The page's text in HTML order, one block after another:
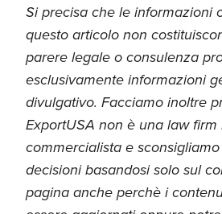
Si precisa che le informazioni
questo articolo non
parere legale o consulenza
esclusivamente informazioni
divulgativo. Facciamo inoltre
ExportUSA non è una law
commercialista e
decisioni basandosi solo sul
pagina anche perchè i